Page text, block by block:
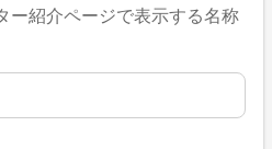
ー紹介ページで表示する名称
）